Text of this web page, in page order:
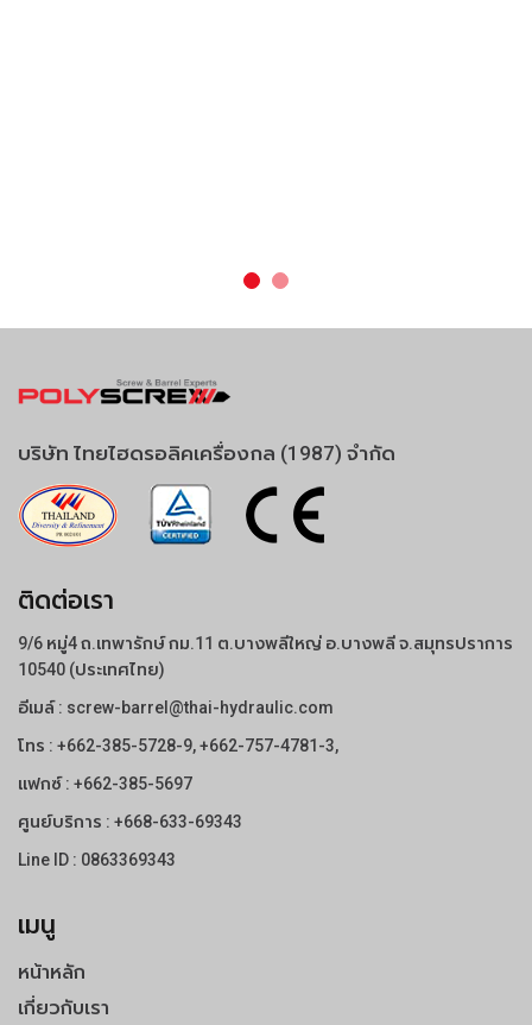
บริษัท ไทยไฮดรอลิคเครื่องกล (1987) จำกัด
ติดต่อเรา
9/6 หมู่4 ถ.เทพารักษ์ กม.11 ต.บางพลีใหญ่ อ.บางพลี จ.สมุทรปราการ
10540 (ประเทศไทย)
อีเมล์ : screw-barrel@thai-hydraulic.com
โทร : +662-385-5728-9,+662-757-4781-3,
แฟกซ์ : +662-385-5697
ศูนย์บริการ : +668-633-69343
Line ID : 0863369343
เมนู
หน้าหลัก
เกี่ยวกับเรา